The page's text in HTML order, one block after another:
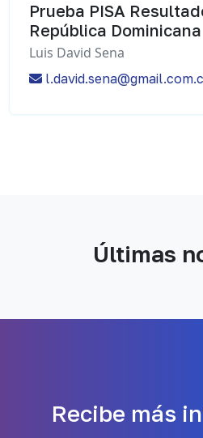
Prueba PISA
República Dominicana
Luis David Sena
Últimas
Recibe más